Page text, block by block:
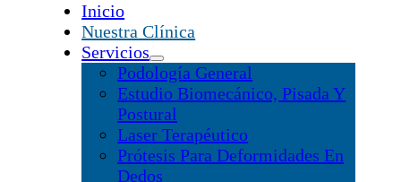
Inicio
Nuestra Clínica
Servicios
Podología General
Estudio Biomecánico, Pisada Y
Postural
Laser Terapéutico
Prótesis Para Deformidades En
Dedos